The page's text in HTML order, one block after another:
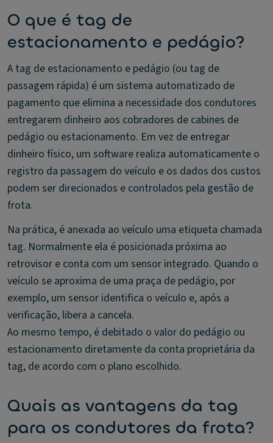
O que é tag de
estacionamento e pedágio?
A tag de estacionamento e pedágio (ou tag de
passagem rápida) é um sistema automatizado de
pagamento que elimina a necessidade dos condutores
entregarem dinheiro aos cobradores de cabines de
pedágio ou estacionamento. Em vez de entregar
dinheiro físico, um software realiza automaticamente o
registro da passagem do veículo e os dados dos custos
podem ser direcionados e controlados pela gestão de
frota.
Na prática, é anexada ao veículo uma etiqueta chamada
tag. Normalmente ela é posicionada próxima ao
retrovisor e conta com um sensor integrado. Quando o
veículo se aproxima de uma praça de pedágio, por
exemplo, um sensor identifica o veículo e, após a
verificação, libera a cancela.
Ao mesmo tempo, é debitado o valor do pedágio ou
estacionamento diretamente da conta proprietária da
tag, de acordo com o plano escolhido.
Quais as vantagens da tag
para os condutores da frota?